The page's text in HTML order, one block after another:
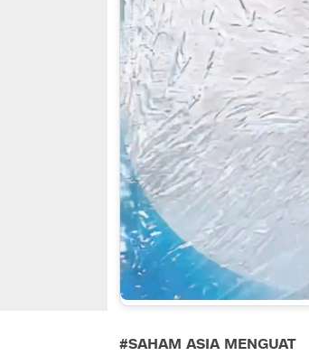
#SAHAM ASIA MENGUAT